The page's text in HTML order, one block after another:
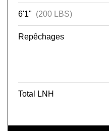
6'1" (200 LBS)
Repêchages
Total LNH